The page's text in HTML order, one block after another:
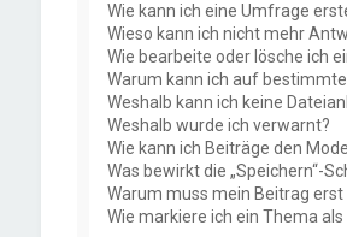
Wie kann ich eine Umfrage
Wieso kann ich nicht mehr
Wie bearbeite oder lösche ich
Warum kann ich auf
Weshalb kann ich keine
Weshalb wurde ich verwarnt?
Wie kann ich Beiträge den
Was bewirkt die „Speichern“-
Warum muss mein Beitrag
Wie markiere ich ein Thema als